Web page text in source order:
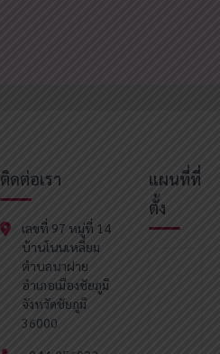
ติดต่อเรา
เลขที่ 97 หมู่ที่ 14
บ้านโนนเหลี่ยม
ตำบลนาฝาย
อำเภอเมืองชัยภูมิ
จังหวัดชัยภูมิ
36000
แผนที่ที่
ตั้ง